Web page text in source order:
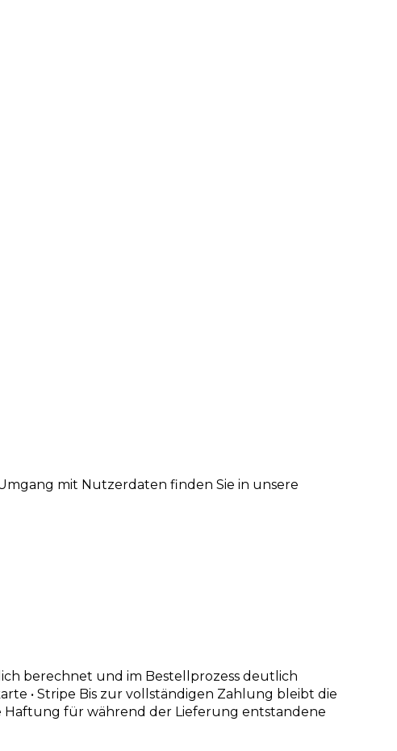
mit Nutzerdaten finden Sie in unsere
berechnet und im Bestellprozess deutlich
• Stripe Bis zur vollständigen Zahlung bleibt die
Haftung für während der Lieferung entstandene